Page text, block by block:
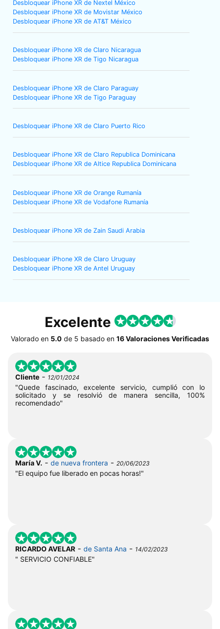
Desbloquear iPhone XR de Nextel México
Desbloquear iPhone XR de Movistar México
Desbloquear iPhone XR de AT&T México
Desbloquear iPhone XR de Claro Nicaragua
Desbloquear iPhone XR de Tigo Nicaragua
Desbloquear iPhone XR de Claro Paraguay
Desbloquear iPhone XR de Tigo Paraguay
Desbloquear iPhone XR de Claro Puerto Rico
Desbloquear iPhone XR de Claro Republica Dominicana
Desbloquear iPhone XR de Altice Republica Dominicana
Desbloquear iPhone XR de Orange Rumanía
Desbloquear iPhone XR de Vodafone Rumanía
Desbloquear iPhone XR de Zain Saudi Arabia
Desbloquear iPhone XR de Claro Uruguay
Desbloquear iPhone XR de Antel Uruguay
Excelente
Valorado en 5.0 de 5 basado en 16 Valoraciones Verificadas
Cliente - 12/01/2024
"Quede fascinado, excelente servicio, cumplió con lo
solicitado y se resolvió de manera sencilla, 100%
recomendado"
María V. - de nueva frontera - 20/06/2023
"El equipo fue liberado en pocas horas!"
RICARDO AVELAR - de Santa Ana - 14/02/2023
" SERVICIO CONFIABLE"